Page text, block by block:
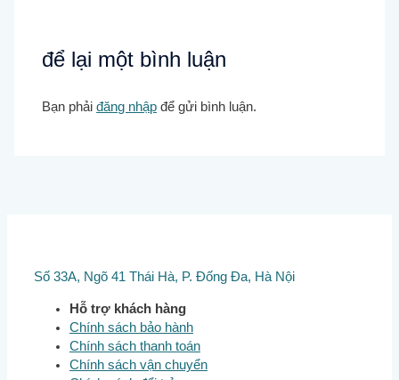
để lại một bình luận
Bạn phảiđăng nhập để gửi bình luận.
Số 33A, Ngõ 41 Thái Hà, P. Đống Đa, Hà Nội
Hỗ trợ khách hàng
Chính sách bảo hành
Chính sách thanh toán
Chính sách vận chuyển